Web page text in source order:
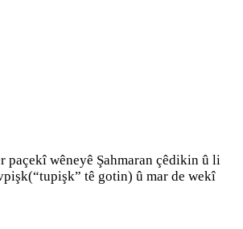
paçekî wêneyê Şahmaran çêdikin û li
tê gotin) û mar de wekî